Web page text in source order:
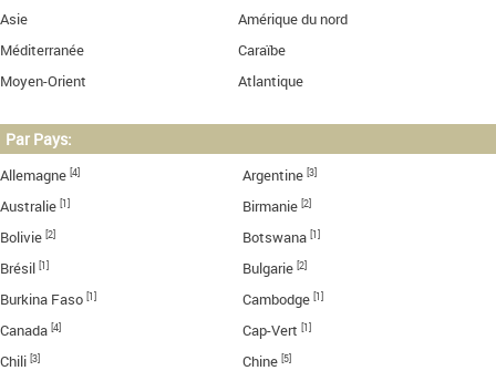
Asie
Amérique du nord
Méditerranée
Caraïbe
Moyen-Orient
Atlantique
Par Pays:
Allemagne [4] Argentine [3]
Australie [1] Birmanie [2]
Bolivie [2] Botswana [1]
Brésil [1] Bulgarie [2]
Burkina Faso [1] Cambodge [1]
Canada [4] Cap-Vert [1]
Chili [3] Chine [5]